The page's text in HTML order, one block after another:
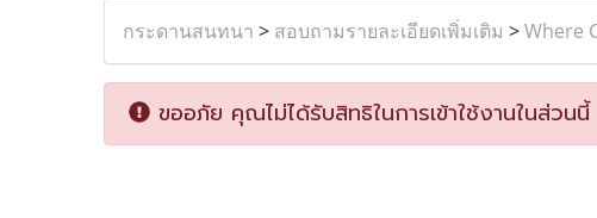
กระดานสนทนา > สอบถามรายละเอียดเพิ่มเติม >Where
ขออภัย คุณไม่ได้รับสิทธิในการเข้าใช้งานในส่วนนี้